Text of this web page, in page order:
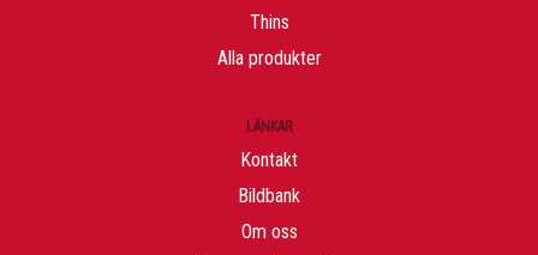
Thins
Alla produkter
LÄNKAR
Kontakt
Bildbank
Om oss